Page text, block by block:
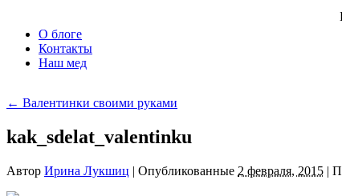
О блоге
Контакты
Наш мед
← Валентинки своими руками
kak_sdelat_valentinku
Автор Ирина Лукшиц | Опубликованные 2 февраля, 2015 |